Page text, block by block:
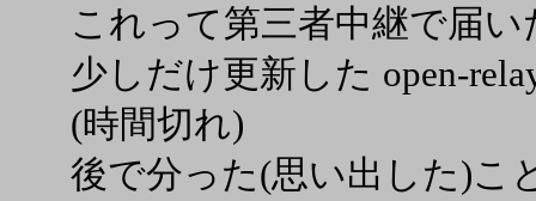
これって第三者中継で届い
少しだけ更新した open-
(時間切れ)
後で分った(思い出した)こ